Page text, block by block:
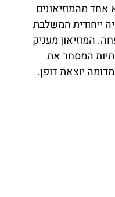
אחד מהמוזיאונים
ייחודית המשלבת
המוזיאון מעניק
המסחר את
יוצאת דופן.